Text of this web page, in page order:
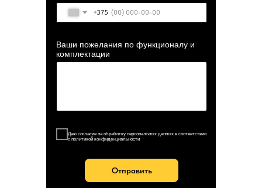
+375
Ваши пожелания по функционалу и
комплектации
Даю согласие на обработку персональных данных в соответствии
с политикой конфиденциальности
Отправить